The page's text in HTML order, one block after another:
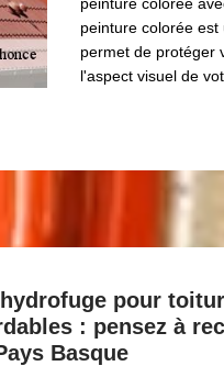
peinture colorée
permet de protéger
l'aspect visuel de
pour
: pensez à
Basque